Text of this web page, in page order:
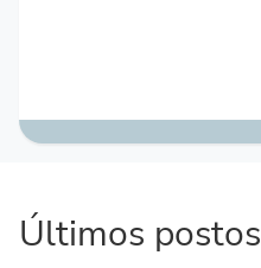
Últimos postos